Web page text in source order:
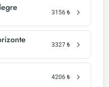
3156 ₺
3327 ₺
4206 ₺